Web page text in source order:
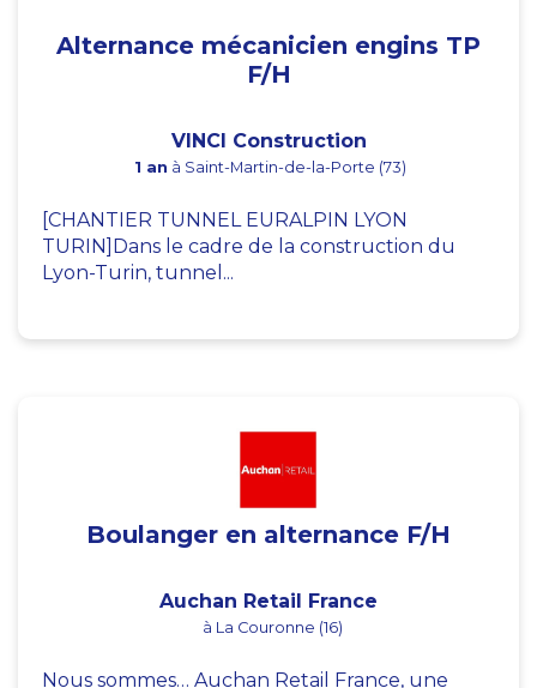
Alternance mécanicien engins TP
F/H
VINCI Construction
1 an à Saint-Martin-de-la-Porte (73)
[CHANTIER TUNNEL EURALPIN LYON
TURIN]Dans le cadre de la construction du
Lyon-Turin, tunnel...
Boulanger en alternance F/H
Auchan Retail France
à La Couronne (16)
Nous sommes… Auchan Retail France, une